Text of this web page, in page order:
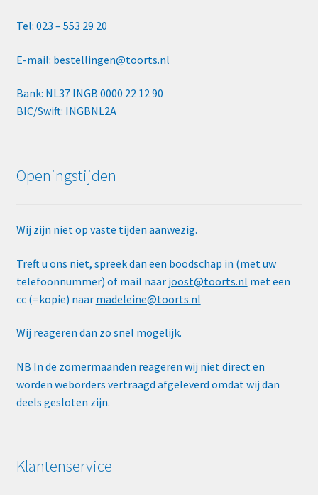
Tel: 023 – 553 29 20
E-mail: bestellingen@toorts.nl
Bank: NL37 INGB 0000 22 12 90
BIC/Swift: INGBNL2A
Openingstijden
Wij zijn niet op vaste tijden aanwezig.
Treft u ons niet, spreek dan een boodschap in (met uw
telefoonnummer) of mail naar joost@toorts.nl met een
cc (=kopie) naar madeleine@toorts.nl
Wij reageren dan zo snel mogelijk.
NB In de zomermaanden reageren wij niet direct en
worden weborders vertraagd afgeleverd omdat wij dan
deels gesloten zijn.
Klantenservice